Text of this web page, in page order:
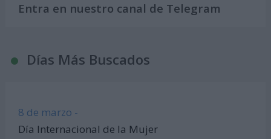
Entra en nuestro canal de Telegram
Días Más Buscados
8 de marzo -
Día Internacional de la Mujer